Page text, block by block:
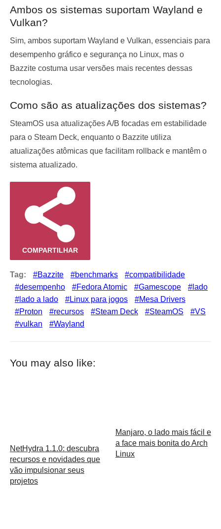
Ambos os sistemas suportam Wayland e
Vulkan?
Sim, ambos suportam Wayland e Vulkan, essenciais para
desempenho gráfico e segurança no Linux, mas o
Bazzite costuma usar versões mais recentes dessas
tecnologias.
Como são as atualizações dos sistemas?
SteamOS usa atualizações A/B focadas em estabilidade
para o Steam Deck, enquanto o Bazzite utiliza
atualizações atômicas que facilitam rollback e mantêm o
sistema atualizado.
COMPARTILHAR
Tag: Bazzite benchmarks
compatibilidade
desempenho
Fedora Atomic Gamescope
lado
lado a lado
Linux para jogos
Mesa Drivers
Proton
recursos Steam Deck SteamOS
VS
vulkan
Wayland
You may also like:
NetHydra 1.1.0: descubra
recursos e novidades que
vão impulsionar seus
projetos
Manjaro, o lado mais fácil e
a face mais bonita do Arch
Linux